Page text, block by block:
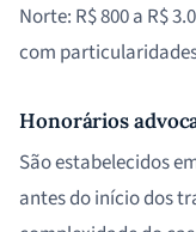
Norte: R$ 800 a R$
com
Honorários
São estabelecidos
antes do início dos